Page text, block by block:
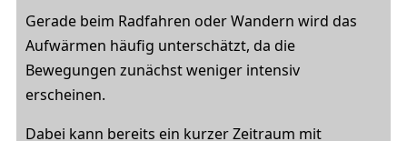
Gerade beim Radfahren oder Wandern wird das
Aufwärmen häufig unterschätzt, da die
Bewegungen zunächst weniger intensiv
erscheinen.
Dabei kann bereits ein kurzer Zeitraum mit